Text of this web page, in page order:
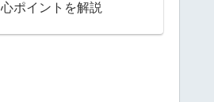
心ポイントを解説